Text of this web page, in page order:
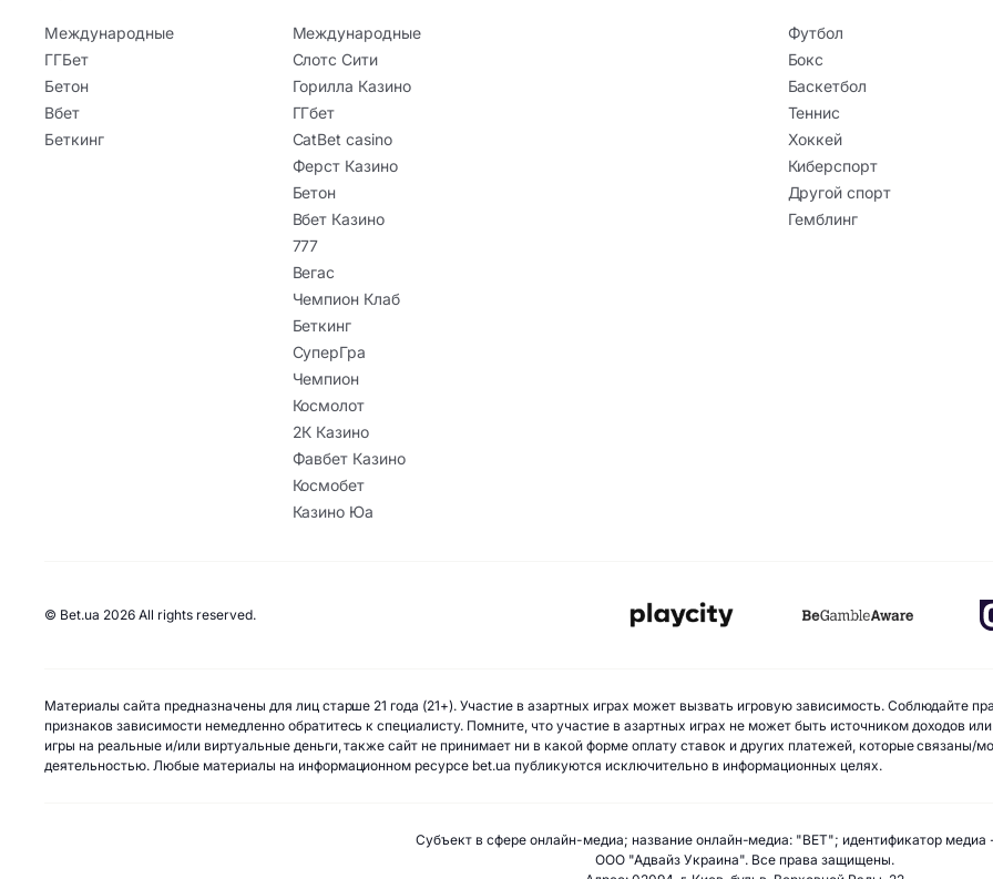
Международные
ГГБет
Бетон
Вбет
Беткинг
Международные
Слотс Сити
Горилла Казино
ГГбет
CatBet casino
Ферст Казино
Бетон
Вбет Казино
777
Вегас
Чемпион Клаб
Беткинг
СуперГра
Чемпион
Космолот
2К Казино
Фавбет Казино
Космобет
Казино Юа
Футбол
Бокс
Баскетбол
Теннис
Хоккей
Киберспорт
Другой спорт
Гемблинг
© Bet.ua 2026 All rights reserved.
Материалы сайта предназначены для лиц старше 21 года (21+). Участие в азартных играх может вызвать игровую зависимость. Соблюдайте
признаков зависимости немедленно обратитесь к специалисту. Помните, что участие в азартных играх не может быть источником доходов
игры на реальные и/или виртуальные деньги, также сайт не принимает ни в какой форме оплату ставок и других платежей, которые связаны/
деятельностью. Любые материалы на информационном ресурсе bet.ua публикуются исключительно в информационных целях.
Субъект в сфере онлайн-медиа; название онлайн-медиа: "BET"; идентификатор медиа
ООО "Адвайз Украина". Все права защищены.